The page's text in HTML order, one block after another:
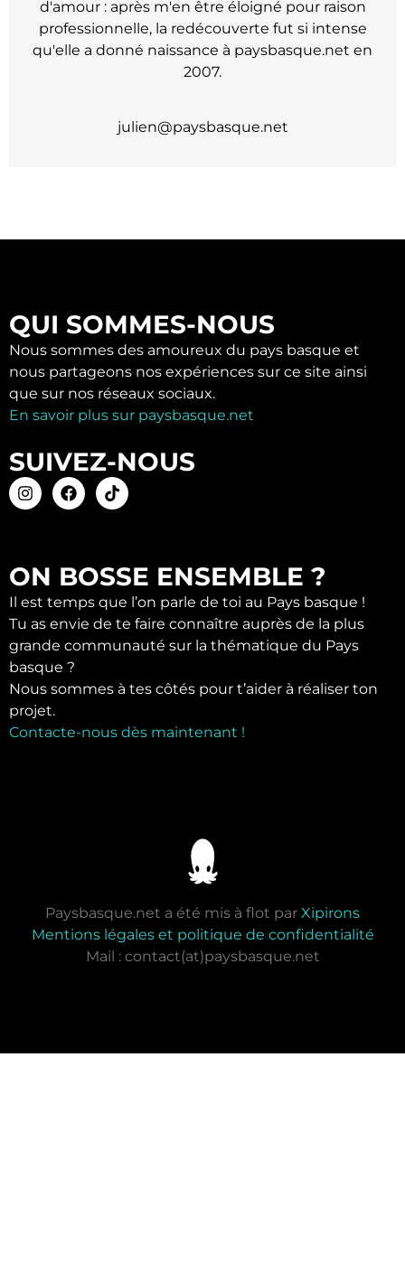
d'amour : après m'en être éloigné pour raison
professionnelle, la redécouverte fut si intense
qu'elle a donné naissance à paysbasque.net en
2007.
julien@paysbasque.net
QUI SOMMES-NOUS
Nous sommes des amoureux du pays basque et
nous partageons nos expériences sur ce site ainsi
que sur nos réseaux sociaux.
En savoir plus sur paysbasque.net
SUIVEZ-NOUS
ON BOSSE ENSEMBLE ?
Il est temps que l’on parle de toi au Pays basque !
Tu as envie de te faire connaître auprès de la plus
grande communauté sur la thématique du Pays
basque ?
Nous sommes à tes côtés pour t’aider à réaliser ton
projet.
Contacte-nous dès maintenant !
Paysbasque.net a été mis à flot par Xipirons
Mentions légales et politique de confidentialité
Mail : contact(at)paysbasque.net